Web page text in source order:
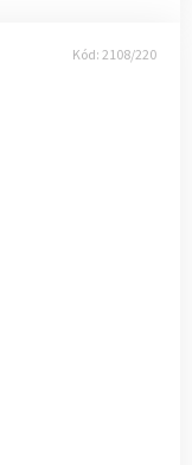
Kód:2108/220